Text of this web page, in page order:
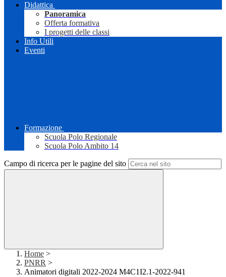
Didattica
Panoramica
Offerta formativa
I progetti delle classi
Info Utili
Eventi
Formazione
Scuola Polo Regionale
Scuola Polo Ambito 14
Campo di ricerca per le pagine del sito
Home >
PNRR >
Animatori digitali 2022-2024 M4C1I2.1-2022-941